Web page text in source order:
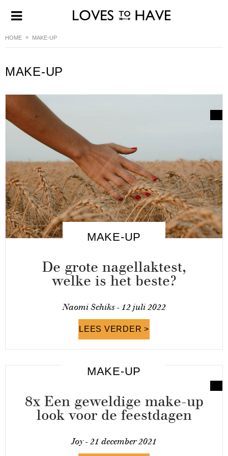
HOME MAKE-UP
MAKE-UP
MAKE-UP
De grote nagellaktest,
welke is het beste?
Naomi Schiks - 12 juli 2022
LEES VERDER >
MAKE-UP
8x Een geweldige make-up
look voor de feestdagen
Joy - 21 december 2021